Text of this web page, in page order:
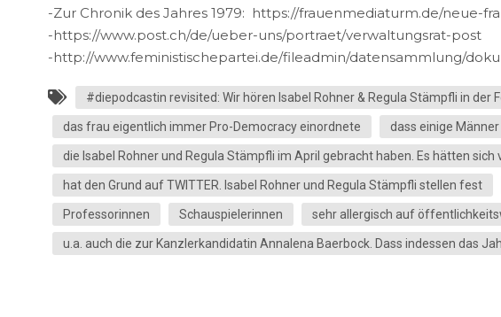
-Zur Chronik des Jahres 1979: https://frauenmediaturm.de/neue-
-https://www.post.ch/de/ueber-uns/portraet/verwaltungsrat-post
-http://www.feministischepartei.de/fileadmin/datensammlung/
#diepodcastin revisited: Wir hören Isabel Rohner & Regula Stämpfli in der
das frau eigentlich immer Pro-Democracy einordnete dass einige Männer
die Isabel Rohner und Regula Stämpfli im April gebracht haben. Es hätten sich
hat den Grund auf TWITTER. Isabel Rohner und Regula Stämpfli stellen fest
Professorinnen Schauspielerinnen sehr allergisch auf
u.a. auch die zur Kanzlerkandidatin Annalena Baerbock. Dass indessen das